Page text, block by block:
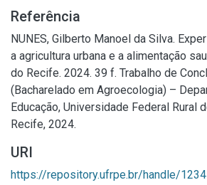
Referência
NUNES, Gilberto Manoel da Silva.
a agricultura urbana e a alimentação
do Recife. 2024. 39 f. Trabalho de
(Bacharelado em Agroecologia) –
Educação, Universidade Federal Rural
Recife, 2024.
URI
https://repository.ufrpe.br/handle/